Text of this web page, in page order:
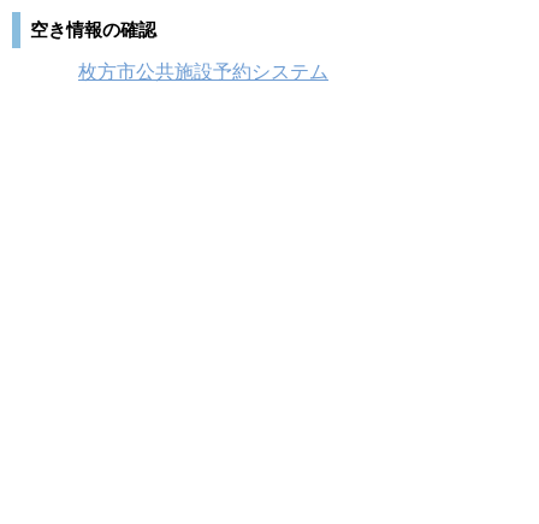
空き情報の確認
枚方市公共施設予約システム